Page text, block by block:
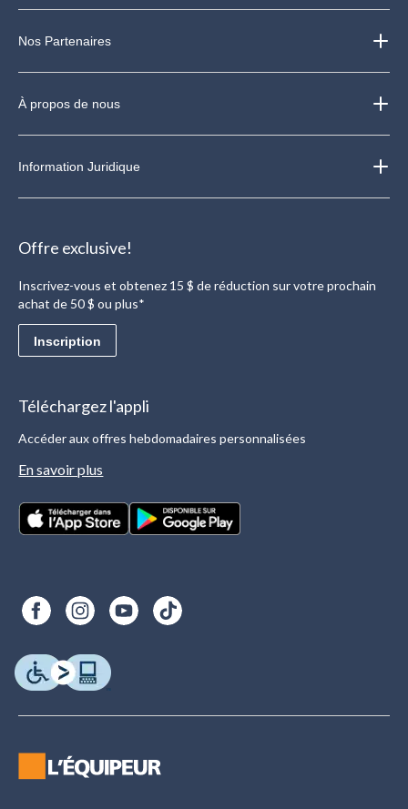
Nos Partenaires
À propos de nous
Information Juridique
Offre exclusive!
Inscrivez-vous et obtenez 15 $ de réduction sur votre prochain
achat de 50 $ ou plus*
Inscription
Téléchargez l'appli
Accéder aux offres hebdomadaires personnalisées
En savoir plus